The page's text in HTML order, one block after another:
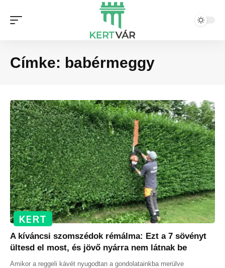
Címke: babérmeggy
KERT
A kíváncsi szomszédok rémálma: Ezt a 7 sövényt
ültesd el most, és jövő nyárra nem látnak be
Amikor a reggeli kávét nyugodtan a gondolatainkba merülve